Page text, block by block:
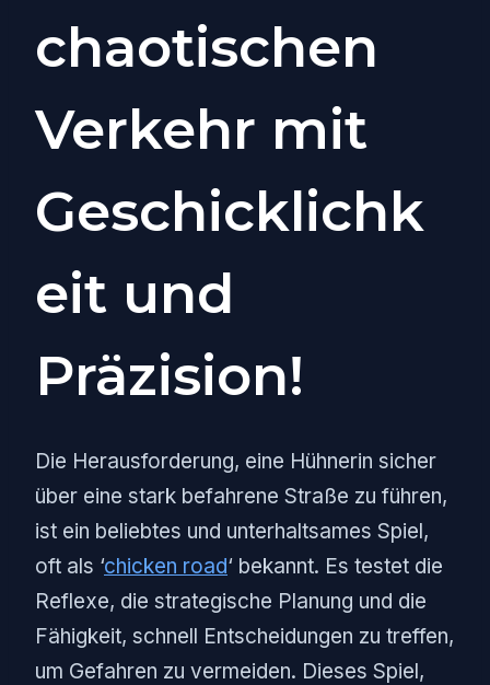
chaotischen
Verkehr mit
Geschicklichk
eit und
Präzision!
Die Herausforderung, eine Hühnerin sicher
über eine stark befahrene Straße zu führen,
ist ein beliebtes und unterhaltsames Spiel,
oft als ‘chicken road‘ bekannt. Es testet die
Reflexe, die strategische Planung und die
Fähigkeit, schnell Entscheidungen zu treffen,
um Gefahren zu vermeiden. Dieses Spiel,